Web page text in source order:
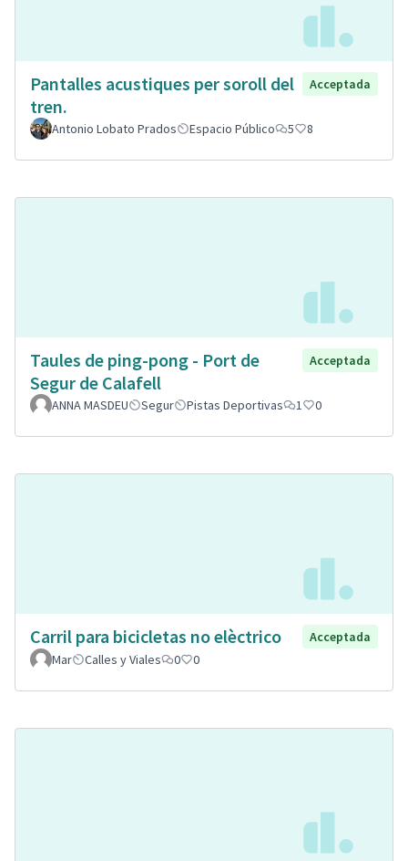
Pantalles acustiques per soroll del
tren.
Acceptada
Antonio Lobato Prados Espacio Público 5 8
Taules de ping-pong - Port de
Segur de Calafell
Acceptada
ANNA MASDEU Segur Pistas Deportivas 1 0
Carril para bicicletas no elèctrico
Acceptada
Mar
Calles y Viales 0 0